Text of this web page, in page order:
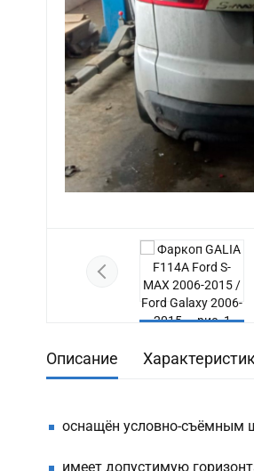
Previous
Описание
оснащён условно-съёмным
имеет допустимую